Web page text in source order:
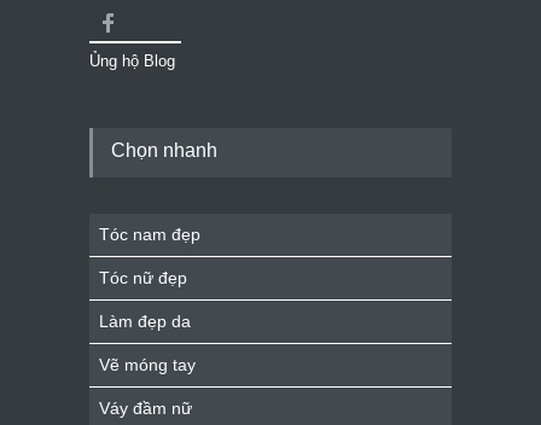
Ủng hộ Blog
Chọn nhanh
Tóc nam đẹp
Tóc nữ đẹp
Làm đẹp da
Vẽ móng tay
Váy đầm nữ